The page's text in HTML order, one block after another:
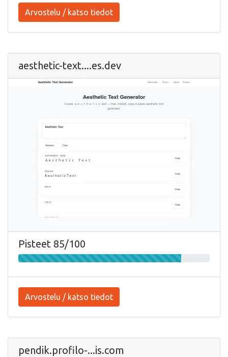
Arvostelu / katso tiedot
aesthetic-text....es.dev
Pisteet 85/100
Arvostelu / katso tiedot
pendik.profilo-...is.com